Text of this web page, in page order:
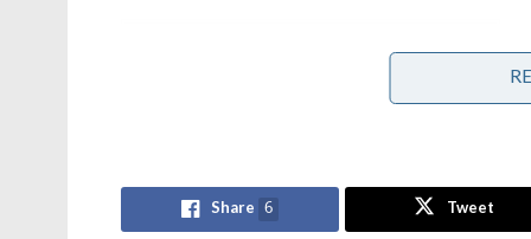
പാർട്ടിക്ക് വേണ്ടി പ്രതികരിച്ചതിനാണ്
ജയരാജനെതിരെ ആഞ്ഞടിച്ച് അർജുൻ
ആയങ്കിShare 6 Tweet